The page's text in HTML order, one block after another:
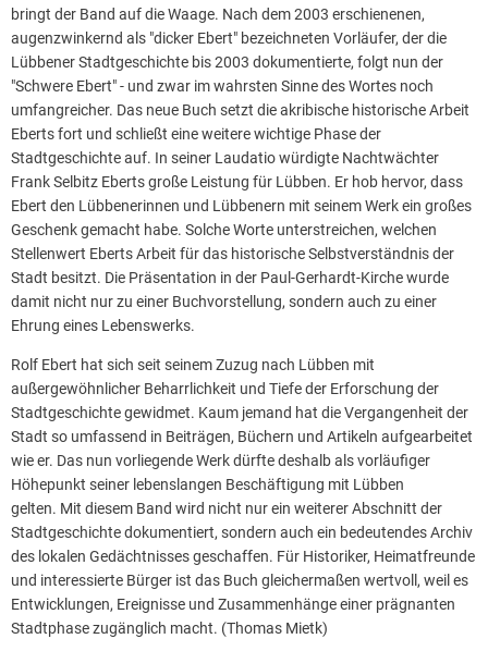
bringt der Band auf die Waage. Nach dem 2003 erschienenen,
augenzwinkernd als "dicker Ebert" bezeichneten Vorläufer, der die
Lübbener Stadtgeschichte bis 2003 dokumentierte, folgt nun der
"Schwere Ebert" - und zwar im wahrsten Sinne des Wortes noch
umfangreicher. Das neue Buch setzt die akribische historische Arbeit
Eberts fort und schließt eine weitere wichtige Phase der
Stadtgeschichte auf. In seiner Laudatio würdigte Nachtwächter
Frank Selbitz Eberts große Leistung für Lübben. Er hob hervor, dass
Ebert den Lübbenerinnen und Lübbenern mit seinem Werk ein großes
Geschenk gemacht habe. Solche Worte unterstreichen, welchen
Stellenwert Eberts Arbeit für das historische Selbstverständnis der
Stadt besitzt. Die Präsentation in der Paul-Gerhardt-Kirche wurde
damit nicht nur zu einer Buchvorstellung, sondern auch zu einer
Ehrung eines Lebenswerks.
Rolf Ebert hat sich seit seinem Zuzug nach Lübben mit
außergewöhnlicher Beharrlichkeit und Tiefe der Erforschung der
Stadtgeschichte gewidmet. Kaum jemand hat die Vergangenheit der
Stadt so umfassend in Beiträgen, Büchern und Artikeln aufgearbeitet
wie er. Das nun vorliegende Werk dürfte deshalb als vorläufiger
Höhepunkt seiner lebenslangen Beschäftigung mit Lübben
gelten. Mit diesem Band wird nicht nur ein weiterer Abschnitt der
Stadtgeschichte dokumentiert, sondern auch ein bedeutendes Archiv
des lokalen Gedächtnisses geschaffen. Für Historiker, Heimatfreunde
und interessierte Bürger ist das Buch gleichermaßen wertvoll, weil es
Entwicklungen, Ereignisse und Zusammenhänge einer prägnanten
Stadtphase zugänglich macht. (Thomas Mietk)